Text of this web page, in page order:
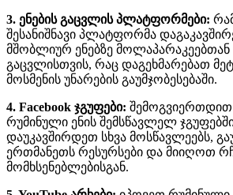
3. ენების გაცვლის პლატფორმები:
შესანიშნავი პლატფორმა
მშობლიურ ენებზე მოლაპარაკეებთან
გაცვლისთვის, რაც დაგეხმარებათ
მოსმენის უნარების გაუმჯობესებაში.
4. Facebook ჯგუფები: შემოგვიერთდით
რუმინული ენის შემსწავლელ
დაუკავშირდეთ სხვა მოსწავლეებს,
ერთმანეთს რესურსები და მიიღოთ
მომხსენებლებისგან.